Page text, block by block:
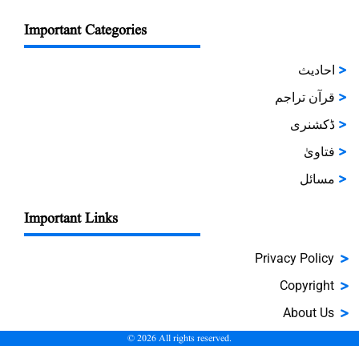
Important Categories
احادیث
قرآن تراجم
ڈکشنری
فتاویٰ
مسائل
Important Links
Privacy Policy
Copyright
About Us
©2026All rights reserved.